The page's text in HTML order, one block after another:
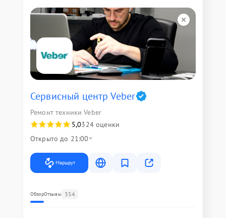
Сервисный центр Veber
Ремонт техники Veber
5,0324 оценки
Открыто до 21:00
Маршрут
ОбзорОтзывы 354